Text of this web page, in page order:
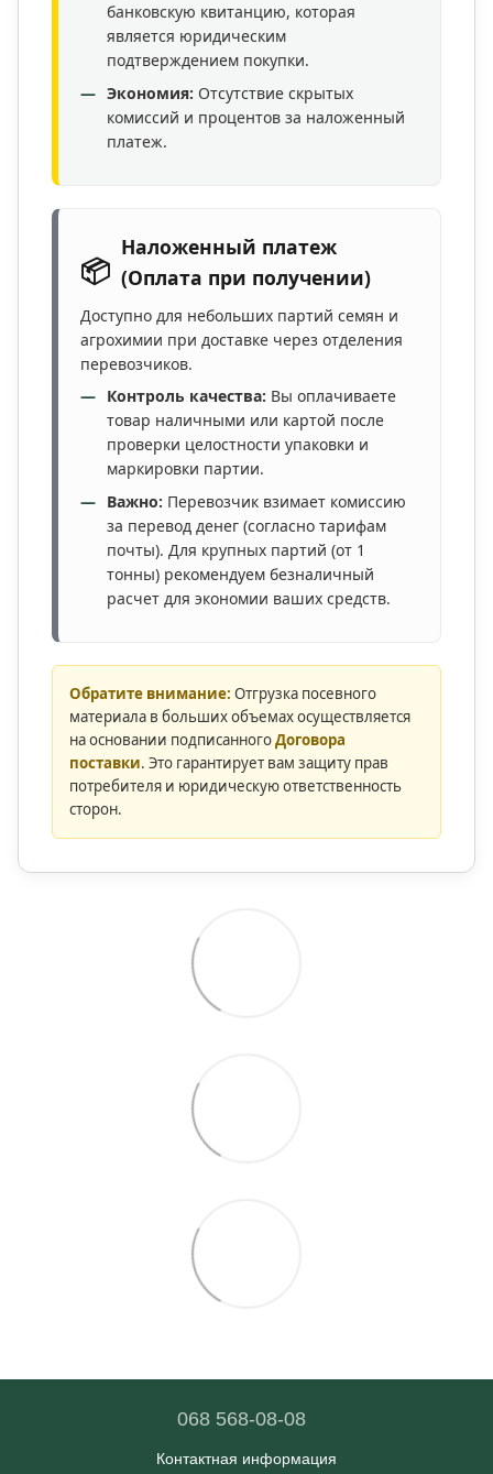
банковскую квитанцию, которая
является юридическим
подтверждением покупки.
Экономия: Отсутствие скрытых
комиссий и процентов за наложенный
платеж.
📦
Наложенный платеж
(Оплата при получении)
Доступно для небольших партий семян и
агрохимии при доставке через отделения
перевозчиков.
Контроль качества: Вы оплачиваете
товар наличными или картой после
проверки целостности упаковки и
маркировки партии.
Важно: Перевозчик взимает комиссию
за перевод денег (согласно тарифам
почты). Для крупных партий (от 1
тонны) рекомендуем безналичный
расчет для экономии ваших средств.
Обратите внимание: Отгрузка посевного
материала в больших объемах осуществляется
на основании подписанногоДоговора
поставки. Это гарантирует вам защиту прав
потребителя и юридическую ответственность
сторон.
068 568-08-08
Контактная информация